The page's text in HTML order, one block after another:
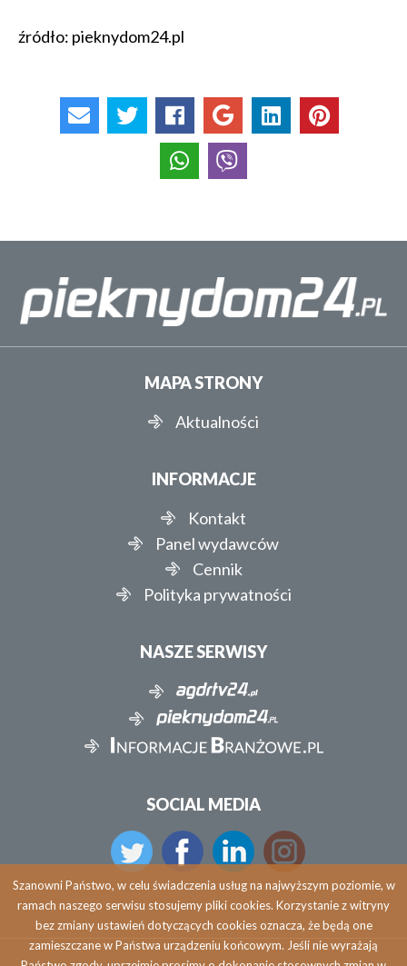
źródło: pieknydom24.pl
MAPA STRONY
Aktualności
INFORMACJE
Kontakt
Panel wydawców
Cennik
Polityka prywatności
NASZE SERWISY
SOCIAL MEDIA
Szanowni Państwo, w celu świadczenia usług na najwyższym poziomie, w
ramach naszego serwisu stosujemy pliki cookies. Korzystanie z witryny
bez zmiany ustawień dotyczących cookies oznacza, że będą one
zamieszczane w Państwa urządzeniu końcowym. Jeśli nie wyrażają